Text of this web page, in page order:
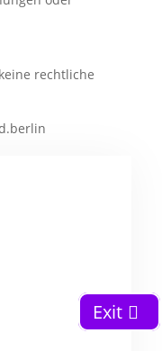
rechtliche
Exit